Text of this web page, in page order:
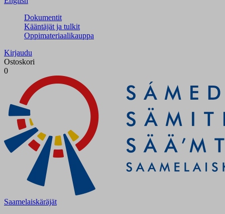
Dokumentit
Kääntäjät ja tulkit
Oppimateriaalikauppa
Kirjaudu
Ostoskori
0
Saamelaiskäräjät